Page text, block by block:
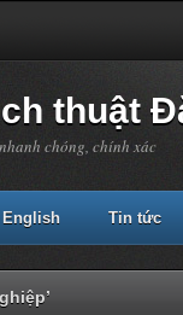
thuật
chóng, chính xác
Tin tức